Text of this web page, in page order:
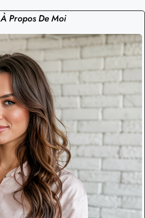
À Propos De Moi